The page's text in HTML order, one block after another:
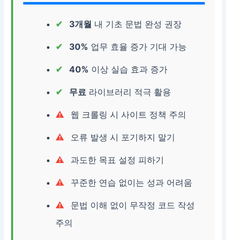
3개월 내 기초 문법 완성 권장
30% 업무 효율 증가 기대 가능
40% 이상 실습 효과 증가
무료 라이브러리 적극 활용
웹 크롤링 시 사이트 정책 주의
오류 발생 시 포기하지 말기
과도한 목표 설정 피하기
꾸준한 연습 없이는 성과 어려움
문법 이해 없이 무작정 코드 작성
주의